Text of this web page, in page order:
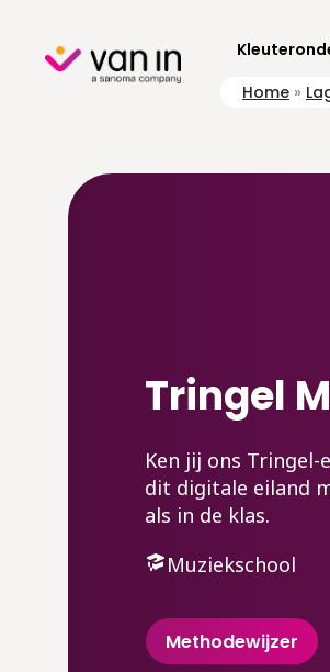
content
Home »
Tringel
Ken jij ons Tringel-
dit digitale eiland
als in de klas.
Muziekschool
Methodewijzer